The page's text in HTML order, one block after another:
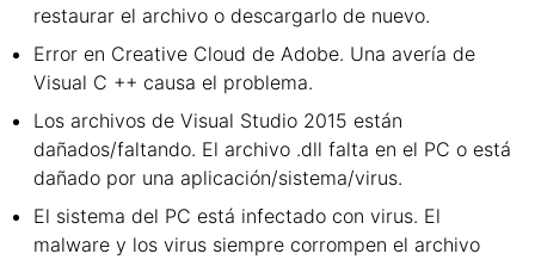
restaurar el archivo o descargarlo de nuevo.
Error en Creative Cloud de Adobe. Una avería de
Visual C ++ causa el problema.
Los archivos de Visual Studio 2015 están
dañados/faltando. El archivo .dll falta en el PC o está
dañado por una aplicación/sistema/virus.
El sistema del PC está infectado con virus. El
malware y los virus siempre corrompen el archivo